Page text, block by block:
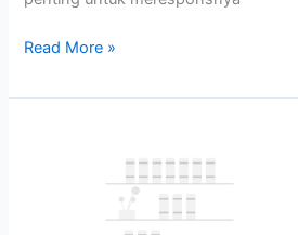
Read More »
Pendampingan
Pemeriksaan